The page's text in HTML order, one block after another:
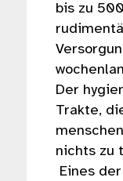
bis zu
Der
Trakte,
nichts zu
Eines